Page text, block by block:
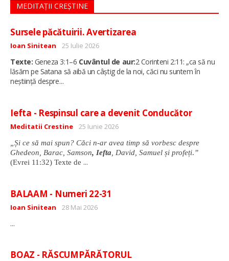
MEDITAȚII CREȘTINE
Sursele păcătuirii. Avertizarea
Detalii
Ioan Sinitean 25 Iulie 2026
Texte: Geneza 3:1–6 Cuvântul de aur:2 Corinteni 2:11: „ca să nu
lăsăm pe Satana să aibă un câștig de la noi, căci nu suntem în
neștiință despre...
Iefta - Respinsul care a devenit Conducător
Detalii
Meditatii Crestine 25 Iunie 2026
„Și ce să mai spun? Căci n-ar avea timp să vorbesc despre
Ghedeon, Barac, Samson, Iefta , David, Samuel și profeți.”
(Evrei 11:32) Texte de ...
BALAAM - Numeri 22-31
Detalii
Ioan Sinitean 28 Mai 2026
...
BOAZ - RĂSCUMPĂRĂTORUL